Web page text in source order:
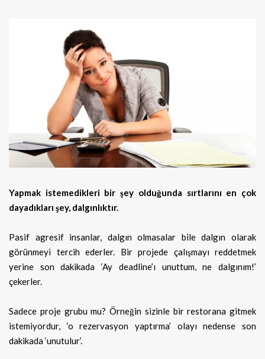
Yapmak istemedikleri bir şey olduğunda sırtlarını en çok
dayadıkları şey, dalgınlıktır.
Pasif agresif insanlar, dalgın olmasalar bile dalgın olarak
görünmeyi tercih ederler. Bir projede çalışmayı reddetmek
yerine son dakikada ‘Ay deadline’ı unuttum, ne dalgınım!’
çekerler.
Sadece proje grubu mu? Örneğin sizinle bir restorana gitmek
istemiyordur, ‘o rezervasyon yaptırma’ olayı nedense son
dakikada ‘unutulur’.